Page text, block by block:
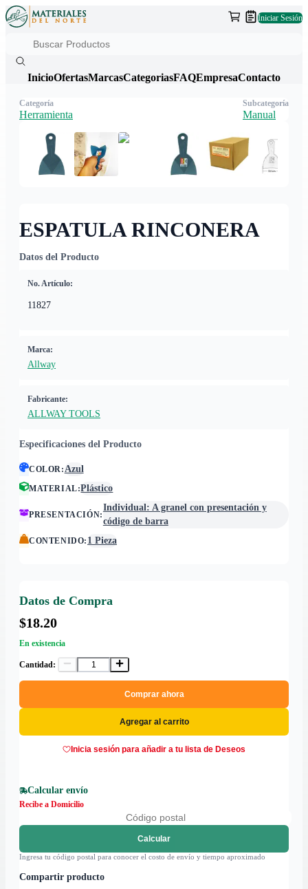
Iniciar Sesión
InicioOfertasMarcasCategoriasFAQEmpresaContacto
ESPATULA RINCONERA
Datos del Producto
No. Artículo:
11827
Marca:
Allway
Fabricante:
ALLWAY TOOLS
Especificaciones del Producto
COLOR:Azul
MATERIAL:Plástico
PRESENTACIÓN:
Individual: A granel con presentación y
código de barra
CONTENIDO: 1 Pieza
Datos de Compra
$18.20
En existencia
Cantidad:
Comprar ahora
Agregar al carrito
Inicia sesión para añadir a tu lista de Deseos
Calcular envío
Recibe a Domicilio
Calcular
Ingresa tu código postal para conocer el costo de envío y tiempo aproximado
Compartir producto
Categoría
Herramienta
Subcategoría
Manual